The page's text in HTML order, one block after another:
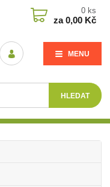
MENU
HLEDAT
0 ks
za0,00 Kč